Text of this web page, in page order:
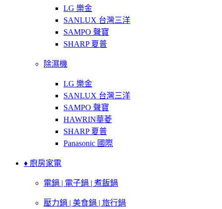
LG 樂金
SANLUX 台灣三洋
SAMPO 聲寶
SHARP 夏普
除濕機
LG 樂金
SANLUX 台灣三洋
SAMPO 聲寶
HAWRIN華菱
SHARP 夏普
Panasonic 國際
♦ 廚房家電
電鍋 | 電子鍋 | 煮飯鍋
壓力鍋 | 美食鍋 | 旅行鍋